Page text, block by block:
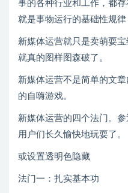
事的各种行业和工作，都
就是事物运行的基础性规律
新媒体运营就只是卖萌耍
就真的图样图森破了。
新媒体运营不是简单的文
的自嗨游戏。
新媒体运营的四个法门。
用户们长久愉快地玩耍了。
或设置透明色隐藏
法门一：扎实基本功